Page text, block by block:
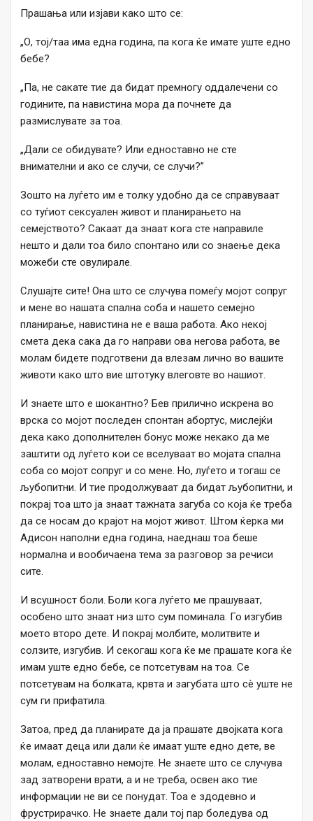
Прашања или изјави како што се:
„О, тој/таа има една година, па кога ќе имате уште едно
бебе?
„Па, не сакате тие да бидат премногу оддалечени со
годините, па навистина мора да почнете да
размислувате за тоа.
„Дали се обидувате? Или едноставно не сте
внимателни и ако се случи, се случи?”
Зошто на луѓето им е толку удобно да се справуваат
со туѓиот сексуален живот и планирањето на
семејството? Сакаат да знаат кога сте направиле
нешто и дали тоа било спонтано или со знаење дека
можеби сте овулирале.
Слушајте сите! Она што се случува помеѓу мојот сопруг
и мене во нашата спална соба и нашето семејно
планирање, навистина не е ваша работа. Ако некој
смета дека сака да го направи ова негова работа, ве
молам бидете подготвени да влезам лично во вашите
животи како што вие штотуку влеговте во нашиот.
И знаете што е шокантно? Бев прилично искрена во
врска со мојот последен спонтан абортус, мислејќи
дека како дополнителен бонус може некако да ме
заштити од луѓето кои се вселуваат во мојата спална
соба со мојот сопруг и со мене. Но, луѓето и тогаш се
љубопитни. И тие продолжуваат да бидат љубопитни, и
покрај тоа што ја знаат тажната загуба со која ќе треба
да се носам до крајот на мојот живот. Штом ќерка ми
Адисон наполни една година, наеднаш тоа беше
нормална и вообичаена тема за разговор за речиси
сите.
И всушност боли. Боли кога луѓето ме прашуваат,
особено што знаат низ што сум поминала. Го изгубив
моето второ дете. И покрај молбите, молитвите и
солзите, изгубив. И секогаш кога ќе ме прашате кога ќе
имам уште едно бебе, се потсетувам на тоа. Се
потсетувам на болката, крвта и загубата што сè уште не
сум ги прифатила.
Затоа, пред да планирате да ја прашате двојката кога
ќе имаат деца или дали ќе имаат уште едно дете, ве
молам, едноставно немојте. Не знаете што се случува
зад затворени врати, а и не треба, освен ако тие
информации не ви се понудат. Тоа е здодевно и
фрустрирачко. Не знаете дали тој пар боледува од